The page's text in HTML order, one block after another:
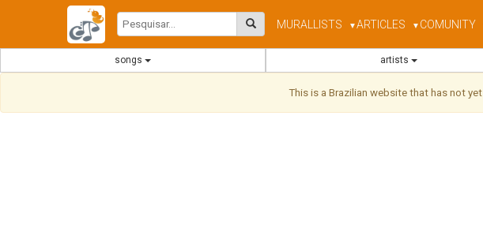
MURAL LISTS ▼ARTICLES ▼ COMUNITY
songs artists
This is a Brazilian website that has not